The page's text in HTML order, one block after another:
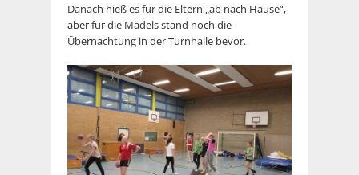
Danach hieß es für die Eltern „ab nach Hause“,
aber für die Mädels stand noch die
Übernachtung in der Turnhalle bevor.